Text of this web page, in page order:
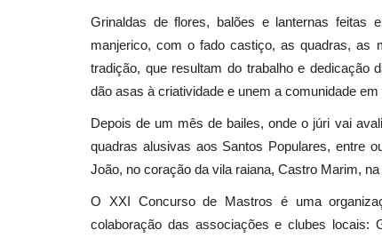
Grinaldas de flores, balões e lanternas feitas
manjerico, com o fado castiço, as quadras, as
tradição, que resultam do trabalho e dedicação
dão asas à criatividade e unem a comunidade
Depois de um mês de bailes, onde o júri vai
quadras alusivas aos Santos Populares, entre
João, no coração da vila raiana, Castro Marim, na
O XXI Concurso de Mastros é uma
colaboração das associações e clubes locais: